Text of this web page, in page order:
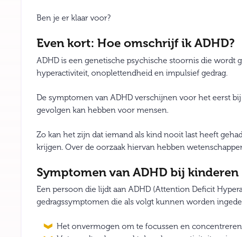
Ben je er klaar voor?
Even kort: Hoe omschrijf ik ADHD?
ADHD is een genetische psychische stoornis die wordt
hyperactiviteit, onoplettendheid en impulsief gedrag.
De symptomen van ADHD verschijnen voor het eerst
gevolgen kan hebben voor mensen.
Zo kan het zijn dat iemand als kind nooit last heeft
krijgen. Over de oorzaak hiervan hebben
Symptomen van ADHD bij kinderen
Een persoon die lijdt aan ADHD (Attention Deficit
gedragssymptomen die als volgt kunnen worden
Het onvermogen om te focussen en